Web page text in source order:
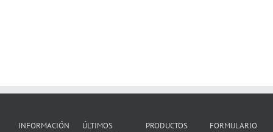
INFORMACIÓN
ÚLTIMOS
PRODUCTOS
FORMULARIO